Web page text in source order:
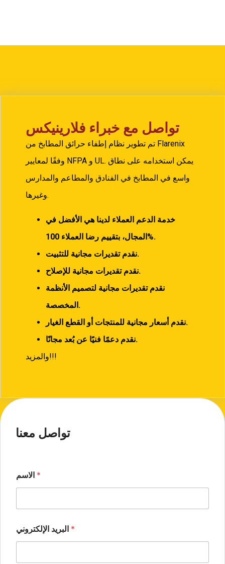
تواصل مع خبراء فلارينيكس
تم تطوير نظام إطفاء حرائق المطابخ من Flarenix
وفقًا لمعايير NFPA و UL. يمكن استخدامه على نطاق
واسع في المطابخ في الفنادق والمطاعم والمدارس
وغيرها.
خدمة الدعم العملاء لدينا هي الأفضل في
المجال، بتقييم رضا العملاء100%.
نقدم تقديرات مجانية للتثبيت.
نقدم تقديرات مجانية للإصلاح.
نقدم تقديرات مجانية لتصميم الأنظمة
المخصصة.
نقدم أسعار مجانية للمنتجات أو القطع الغيار.
نقدم دعمًا فنيًا عن بُعد مجانًا.
والمزيد!!!
تواصل معنا
*
*